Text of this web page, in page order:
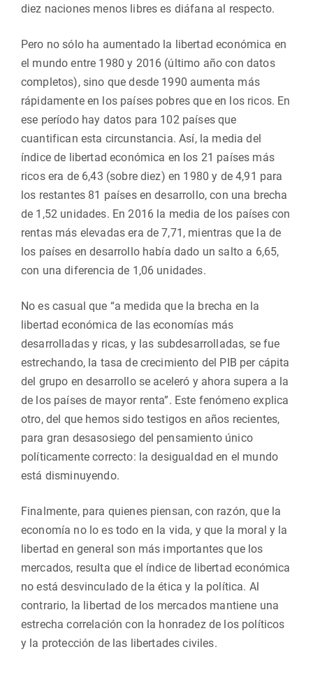
diez naciones menos libres es diáfana al respecto.
Pero no sólo ha aumentado la libertad económica en
el mundo entre 1980 y 2016 (último año con datos
completos), sino que desde 1990 aumenta más
rápidamente en los países pobres que en los ricos. En
ese período hay datos para 102 países que
cuantifican esta circunstancia. Así, la media del
índice de libertad económica en los 21 países más
ricos era de 6,43 (sobre diez) en 1980 y de 4,91 para
los restantes 81 países en desarrollo, con una brecha
de 1,52 unidades. En 2016 la media de los países con
rentas más elevadas era de 7,71, mientras que la de
los países en desarrollo había dado un salto a 6,65,
con una diferencia de 1,06 unidades.
No es casual que “a medida que la brecha en la
libertad económica de las economías más
desarrolladas y ricas, y las subdesarrolladas, se fue
estrechando, la tasa de crecimiento del PIB per cápita
del grupo en desarrollo se aceleró y ahora supera a la
de los países de mayor renta”. Este fenómeno explica
otro, del que hemos sido testigos en años recientes,
para gran desasosiego del pensamiento único
políticamente correcto: la desigualdad en el mundo
está disminuyendo.
Finalmente, para quienes piensan, con razón, que la
economía no lo es todo en la vida, y que la moral y la
libertad en general son más importantes que los
mercados, resulta que el índice de libertad económica
no está desvinculado de la ética y la política. Al
contrario, la libertad de los mercados mantiene una
estrecha correlación con la honradez de los políticos
y la protección de las libertades civiles.